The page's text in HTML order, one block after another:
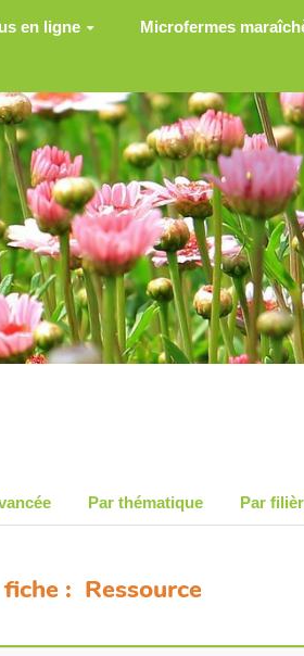
en ligne Microfermes
Par thématique Par
: Ressource